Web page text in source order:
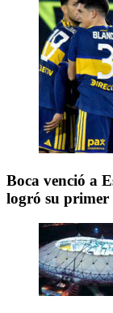
Boca venció a
logró su